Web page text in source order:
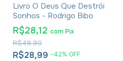
Livro O Deus Que Destrói
Sonhos - Rodrigo Bibo
R$28,99 -42% OFF
R$49,90
R$28,12 comPix